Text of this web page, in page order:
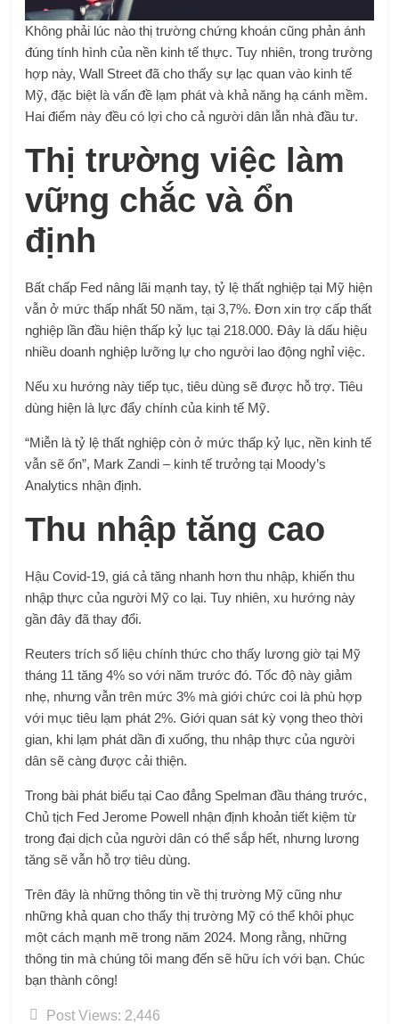
Không phải lúc nào thị trường chứng khoán cũng phản ánh
đúng tính hình của nền kinh tế thực. Tuy nhiên, trong trường
hợp này, Wall Street đã cho thấy sự lạc quan vào kinh tế
Mỹ, đặc biệt là vấn đề lạm phát và khả năng hạ cánh mềm.
Hai điểm này đều có lợi cho cả người dân lẫn nhà đầu tư.
Thị trường việc làm
vững chắc và ổn
định
Bất chấp Fed nâng lãi mạnh tay, tỷ lệ thất nghiệp tại Mỹ hiện
vẫn ở mức thấp nhất 50 năm, tại 3,7%. Đơn xin trợ cấp thất
nghiệp lần đầu hiện thấp kỷ lục tại 218.000. Đây là dấu hiệu
nhiều doanh nghiệp lưỡng lự cho người lao động nghỉ việc.
Nếu xu hướng này tiếp tục, tiêu dùng sẽ được hỗ trợ. Tiêu
dùng hiện là lực đẩy chính của kinh tế Mỹ.
“Miễn là tỷ lệ thất nghiệp còn ở mức thấp kỷ lục, nền kinh tế
vẫn sẽ ổn”, Mark Zandi – kinh tế trưởng tại Moody’s
Analytics nhận định.
Thu nhập tăng cao
Hậu Covid-19, giá cả tăng nhanh hơn thu nhập, khiến thu
nhập thực của người Mỹ co lại. Tuy nhiên, xu hướng này
gần đây đã thay đổi.
Reuters trích số liệu chính thức cho thấy lương giờ tại Mỹ
tháng 11 tăng 4% so với năm trước đó. Tốc độ này giảm
nhẹ, nhưng vẫn trên mức 3% mà giới chức coi là phù hợp
với mục tiêu lạm phát 2%. Giới quan sát kỳ vọng theo thời
gian, khi lạm phát dần đi xuống, thu nhập thực của người
dân sẽ càng được cải thiện.
Trong bài phát biểu tại Cao đẳng Spelman đầu tháng trước,
Chủ tịch Fed Jerome Powell nhận định khoản tiết kiệm từ
trong đại dịch của người dân có thể sắp hết, nhưng lương
tăng sẽ vẫn hỗ trợ tiêu dùng.
Trên đây là những thông tin về thị trường Mỹ cũng như
những khả quan cho thấy thị trường Mỹ có thể khôi phục
một cách mạnh mẽ trong năm 2024. Mong rằng, những
thông tin mà chúng tôi mang đến sẽ hữu ích với bạn. Chúc
bạn thành công!
Post Views: 2,446